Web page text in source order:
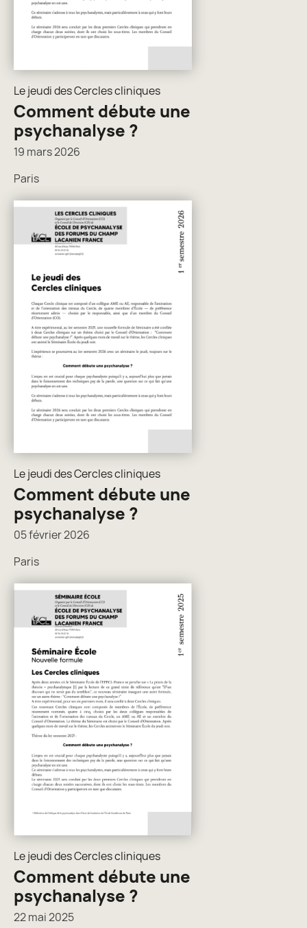
Le jeudi des Cercles cliniques
Comment débute une
psychanalyse ?
19 mars 2026
Paris
Le jeudi des Cercles cliniques
Comment débute une
psychanalyse ?
05 février 2026
Paris
Le jeudi des Cercles cliniques
Comment débute une
psychanalyse ?
22 mai 2025